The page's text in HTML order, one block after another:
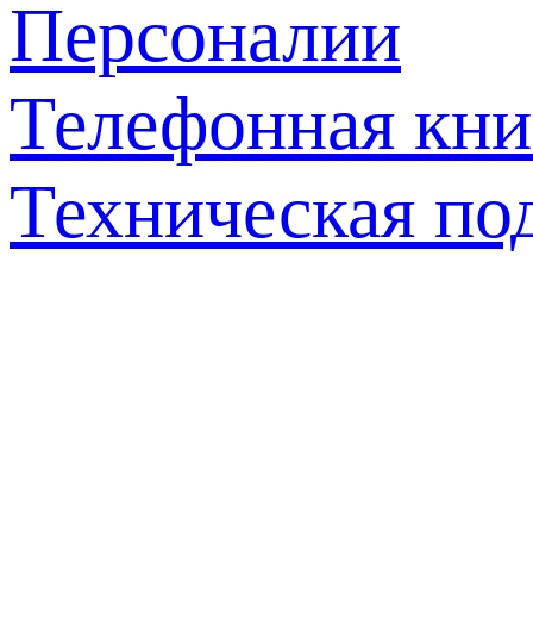
Персоналии
Телефонная
Техническая